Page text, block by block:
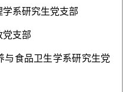
系研究生党支部
党支部
与食品卫生学系研究生党